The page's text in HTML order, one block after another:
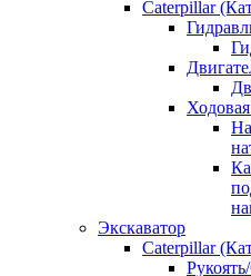
Caterpillar
Экскаватор
Caterpillar